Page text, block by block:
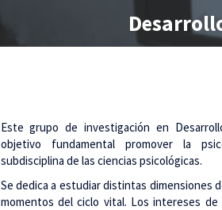
Este grupo de investigación en
objetivo fundamental promover la
subdisciplina de las ciencias psicológicas.
Se dedica a estudiar distintas dimensiones
momentos del ciclo vital. Los intereses